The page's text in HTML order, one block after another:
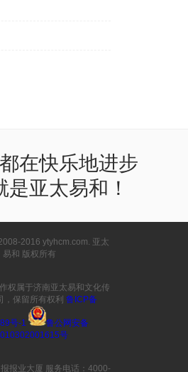
在快乐地进步
是亚太易和！
2016 ytyhcm.com. 亚太
易和 版权所有
权属于济南亚太易和文化传
，保留所有权利 鲁ICP备
号-1
鲁公网安备
号
报业大厦 服务电话：4000-